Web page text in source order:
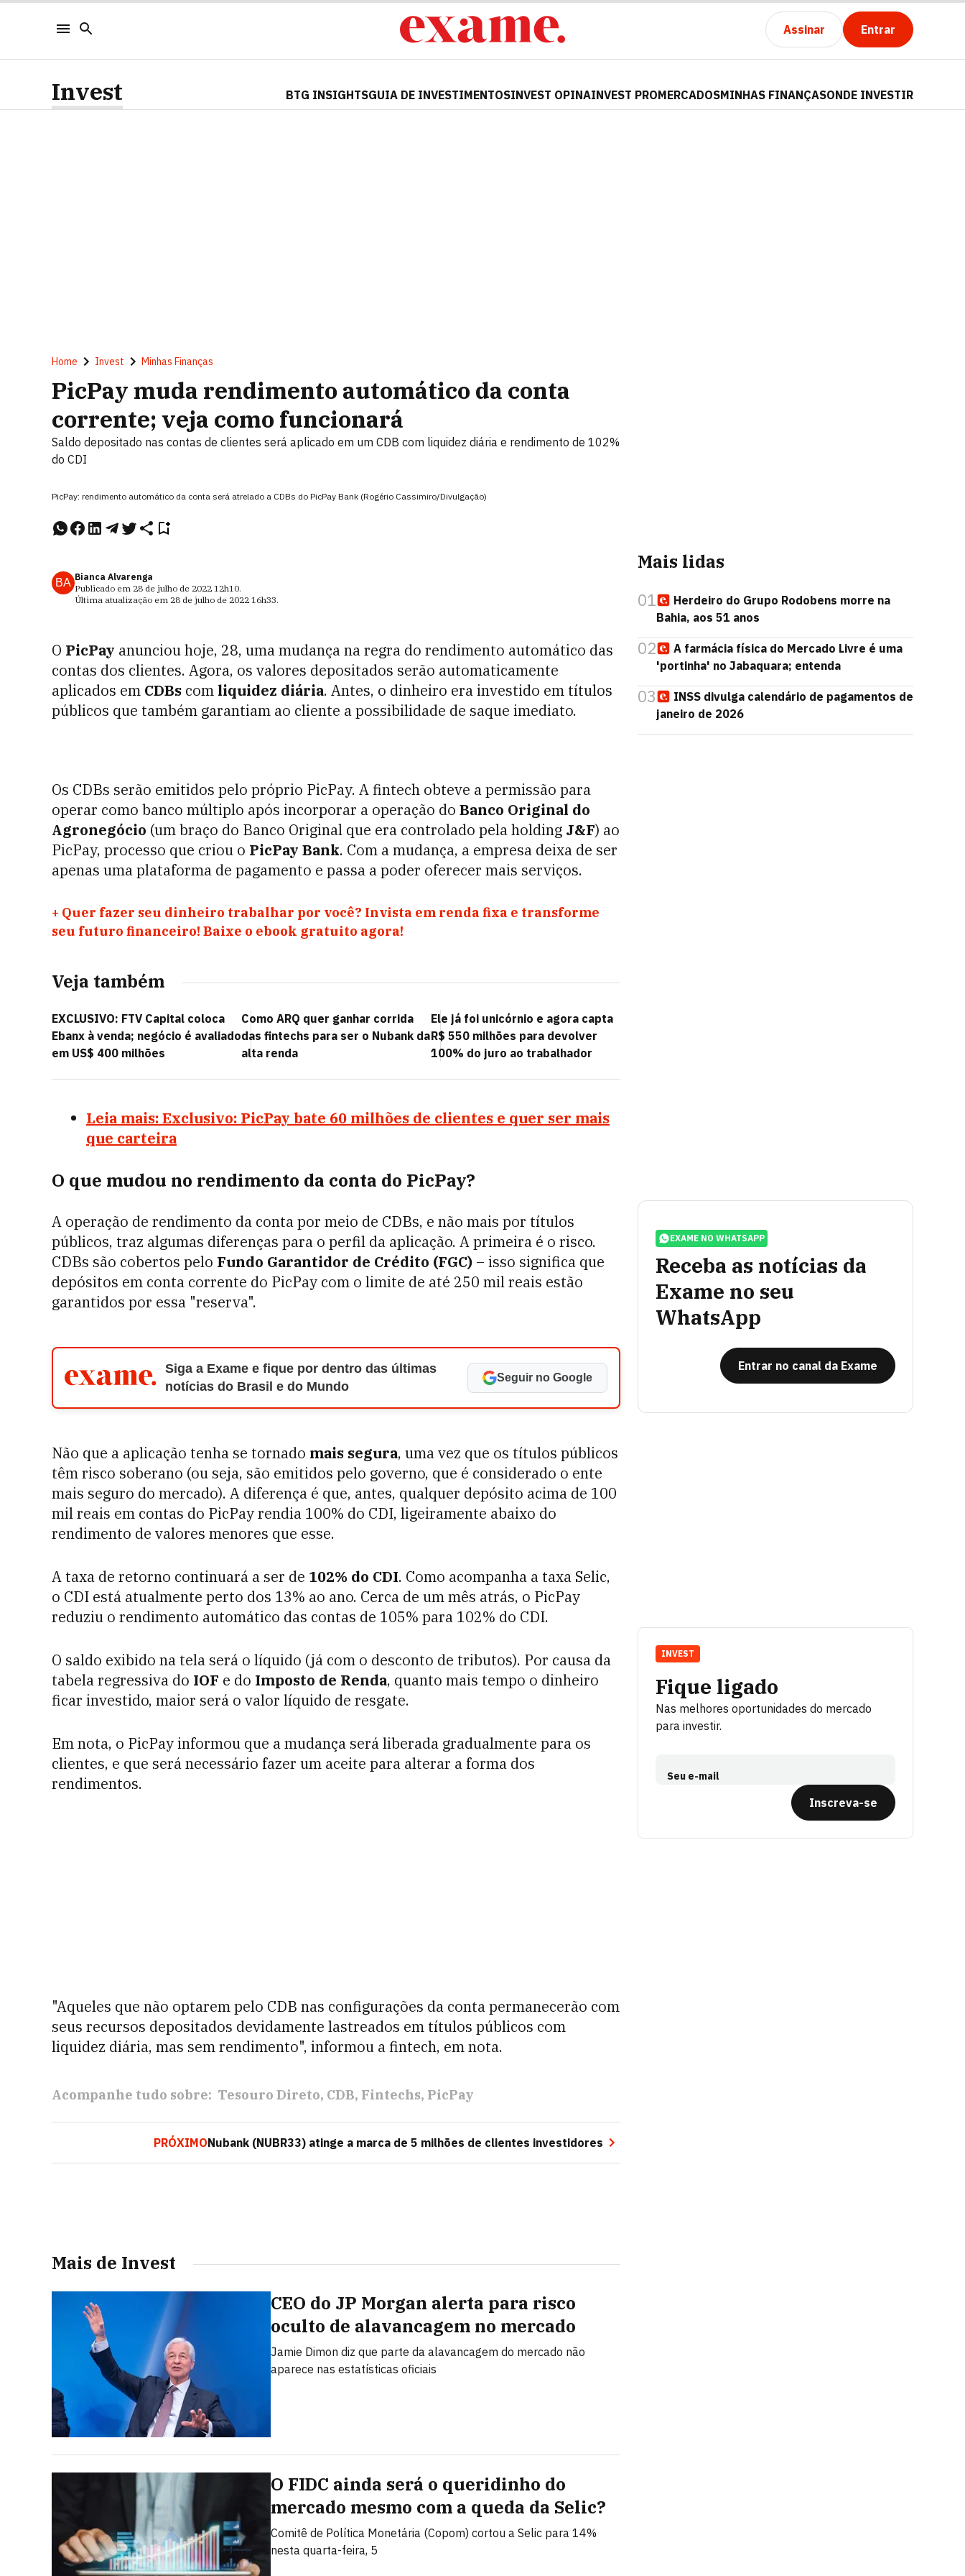
Assinar Entrar
Invest BTG INSIGHTSGUIA DE INVESTIMENTOSINVEST OPINAINVEST PROMERCADOSMINHAS FINANÇASONDE INVESTIR
Home Invest Minhas Finanças
PicPay muda rendimento automático da conta
corrente; veja como funcionará
Saldo depositado nas contas de clientes será aplicado em um CDB com liquidez diária e rendimento de 102%
do CDI
PicPay: rendimento automático da conta será atrelado a CDBs do PicPay Bank (Rogério Cassimiro/Divulgação)
BA Bianca Alvarenga
Publicado em 28 de julho de 2022 12h10.
Última atualização em 28 de julho de 2022 16h33.
O PicPay anunciou hoje, 28, uma mudança na regra do rendimento automático das
contas dos clientes. Agora, os valores depositados serão automaticamente
aplicados em CDBs com liquidez diária. Antes, o dinheiro era investido em títulos
públicos que também garantiam ao cliente a possibilidade de saque imediato.
Os CDBs serão emitidos pelo próprio PicPay. A fintech obteve a permissão para
operar como banco múltiplo após incorporar a operação do Banco Original do
Agronegócio (um braço do Banco Original que era controlado pela holding J&F) ao
PicPay, processo que criou o PicPay Bank. Com a mudança, a empresa deixa de ser
apenas uma plataforma de pagamento e passa a poder oferecer mais serviços.
+ Quer fazer seu dinheiro trabalhar por você? Invista em renda fixa e transforme
seu futuro financeiro! Baixe o ebook gratuito agora!
Veja também
EXCLUSIVO: FTV Capital coloca
Ebanx à venda; negócio é avaliado
em US$ 400 milhões
Como ARQ quer ganhar corrida
das fintechs para ser o Nubank da
alta renda
Ele já foi unicórnio e agora capta
R$ 550 milhões para devolver
100% do juro ao trabalhador
Leia mais: Exclusivo: PicPay bate 60 milhões de clientes e quer ser mais
que carteira
O que mudou no rendimento da conta do PicPay?
A operação de rendimento da conta por meio de CDBs, e não mais por títulos
públicos, traz algumas diferenças para o perfil da aplicação. A primeira é o risco.
CDBs são cobertos pelo Fundo Garantidor de Crédito (FGC) – isso significa que
depósitos em conta corrente do PicPay com o limite de até 250 mil reais estão
garantidos por essa "reserva".
Siga a Exame e fique por dentro das últimas
notícias do Brasil e do Mundo
Seguir no Google
Não que a aplicação tenha se tornado mais segura, uma vez que os títulos públicos
têm risco soberano (ou seja, são emitidos pelo governo, que é considerado o ente
mais seguro do mercado). A diferença é que, antes, qualquer depósito acima de 100
mil reais em contas do PicPay rendia 100% do CDI, ligeiramente abaixo do
rendimento de valores menores que esse.
A taxa de retorno continuará a ser de 102% do CDI. Como acompanha a taxa Selic,
o CDI está atualmente perto dos 13% ao ano. Cerca de um mês atrás, o PicPay
reduziu o rendimento automático das contas de 105% para 102% do CDI.
O saldo exibido na tela será o líquido (já com o desconto de tributos). Por causa da
tabela regressiva do IOF e do Imposto de Renda, quanto mais tempo o dinheiro
ficar investido, maior será o valor líquido de resgate.
Em nota, o PicPay informou que a mudança será liberada gradualmente para os
clientes, e que será necessário fazer um aceite para alterar a forma dos
rendimentos.
"Aqueles que não optarem pelo CDB nas configurações da conta permanecerão com
seus recursos depositados devidamente lastreados em títulos públicos com
liquidez diária, mas sem rendimento", informou a fintech, em nota.
Acompanhe tudo sobre: Tesouro Direto CDB Fintechs PicPay
PRÓXIMONubank (NUBR33) atinge a marca de 5 milhões de clientes investidores
Mais de Invest
CEO do JP Morgan alerta para risco
oculto de alavancagem no mercado
Jamie Dimon diz que parte da alavancagem do mercado não
aparece nas estatísticas oficiais
O FIDC ainda será o queridinho do
mercado mesmo com a queda da Selic?
Comitê de Política Monetária (Copom) cortou a Selic para 14%
nesta quarta-feira, 5
Mais lidas
01
Herdeiro do Grupo Rodobens morre na
Bahia, aos 51 anos
02
A farmácia física do Mercado Livre é uma
'portinha' no Jabaquara; entenda
03
INSS divulga calendário de pagamentos de
janeiro de 2026
EXAME NO WHATSAPP
Receba as notícias da
Exame no seu
WhatsApp
Entrar no canal da Exame
Fique ligado
Nas melhores oportunidades do mercado
para investir.
Seu e-mail
Inscreva-se
INVEST